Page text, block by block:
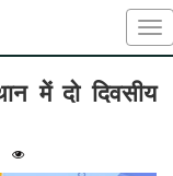
में दो दिवसीय